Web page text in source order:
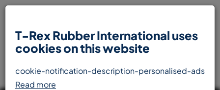
T-Rex Rubber International uses
cookies on this website
cookie-notification-description-personalised-ads
Read more